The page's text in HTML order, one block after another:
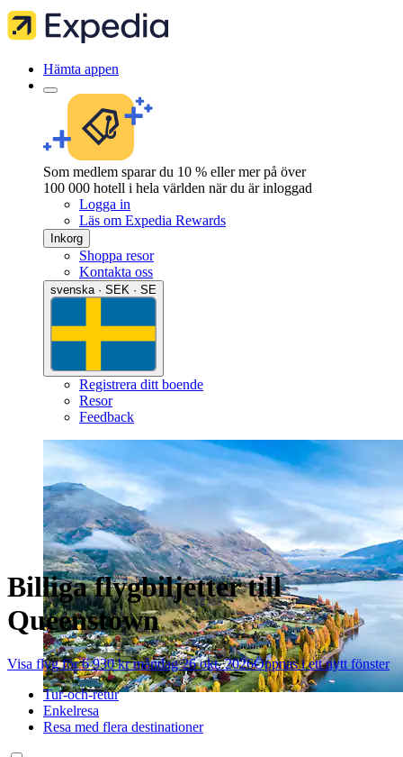
Hämta appen
Som medlem sparar du 10 % eller mer på över
100 000 hotell i hela världen när du är inloggad
Logga in
Läs om Expedia Rewards
Inkorg
Shoppa resor
Kontakta oss
svenska · SEK · SE
Registrera ditt boende
Resor
Feedback
Billiga flygbiljetter till
Queenstown
Visa flyg för 6 930 kr måndag 26 okt. 2026Öppnas i ett nytt fönster
Tur-och-retur
Enkelresa
Resa med flera destinationer